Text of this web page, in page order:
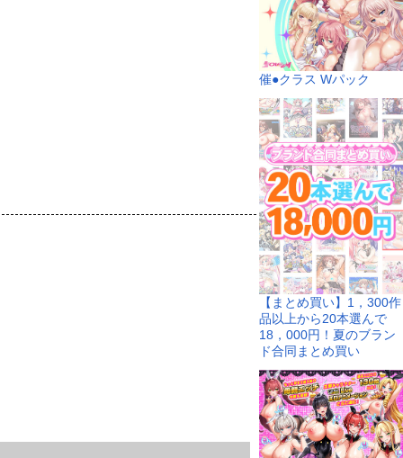
催●クラス Wパック
【まとめ買い】1，300作
品以上から20本選んで
18，000円！夏のブラン
ド合同まとめ買い